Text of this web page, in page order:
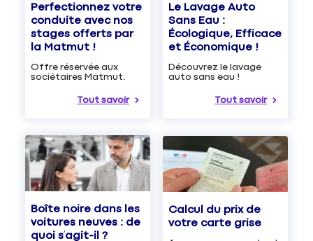
Perfectionnez votre
conduite avec nos
stages offerts par
la Matmut !
Offre réservée aux
sociétaires Matmut.
Tout savoir
Le Lavage Auto
Sans Eau :
Écologique, Efficace
et Économique !
Découvrez le lavage
auto sans eau !
Tout savoir
Boîte noire dans les
voitures neuves : de
quoi s’agit-il ?
Calcul du prix de
votre carte grise